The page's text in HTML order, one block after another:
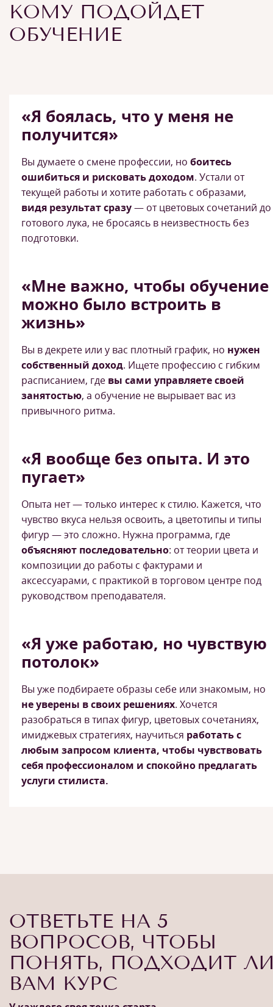
КОМУ ПОДОЙДЕТ
ОБУЧЕНИЕ
«Я боялась, что у меня не
получится»
Вы думаете о смене профессии, но боитесь
ошибиться и рисковать доходом. Устали от
текущей работы и хотите работать с образами,
видя результат сразу— от цветовых сочетаний до
готового лука, не бросаясь в неизвестность без
подготовки.
«Мне важно, чтобы обучение
можно было встроить в
жизнь»
Вы в декрете или у вас плотный график, но нужен
собственный доход. Ищете профессию с гибким
расписанием, где вы сами управляете своей
занятостью, а обучение не вырывает вас из
привычного ритма.
«Я вообще без опыта. И это
пугает»
Опыта нет — только интерес к стилю. Кажется, что
чувство вкуса нельзя освоить, а цветотипы и типы
фигур — это сложно. Нужна программа, где
объясняют последовательно: от теории цвета и
композиции до работы с фактурами и
аксессуарами, с практикой в торговом центре под
руководством преподавателя.
«Я уже работаю, но чувствую
потолок»
Вы уже подбираете образы себе или знакомым, но
не уверены в своих решениях. Хочется
разобраться в типах фигур, цветовых сочетаниях,
имиджевых стратегиях, научиться работать с
любым запросом клиента, чтобы чувствовать
себя профессионалом и спокойно предлагать
услуги стилиста.
ОТВЕТЬТЕ НА 5
ВОПРОСОВ, ЧТОБЫ
ПОНЯТЬ, ПОДХОДИТ
ВАМ КУРС